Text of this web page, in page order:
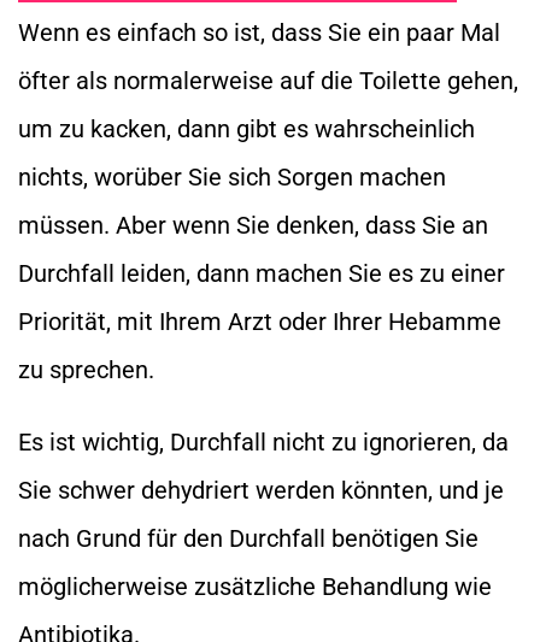
Wenn es einfach so ist, dass Sie ein paar Mal
öfter als normalerweise auf die Toilette gehen,
um zu kacken, dann gibt es wahrscheinlich
nichts, worüber Sie sich Sorgen machen
müssen. Aber wenn Sie denken, dass Sie an
Durchfall leiden, dann machen Sie es zu einer
Priorität, mit Ihrem Arzt oder Ihrer Hebamme
zu sprechen.
Es ist wichtig, Durchfall nicht zu ignorieren, da
Sie schwer dehydriert werden könnten, und je
nach Grund für den Durchfall benötigen Sie
möglicherweise zusätzliche Behandlung wie
Antibiotika.